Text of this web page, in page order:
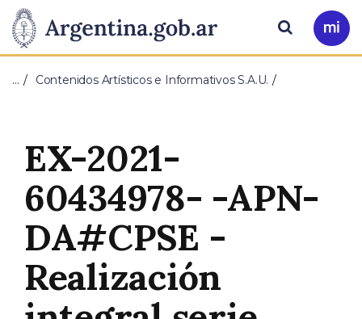
Presidencia
de
Nación
Pasar al contenido principal
Ir
a
Buscar
… Contenidos Artísticos e Informativos S.A.U.
EX-2021-
60434978- -APN-
DA#CPSE -
Realización